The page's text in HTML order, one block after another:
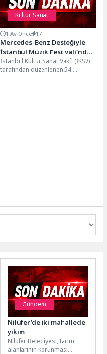
Kültür Sanat
1 Ay Önce 17
Mercedes-Benz Desteğiyle
İstanbul Müzik Festivali’nde
Viyana Senfoni Rüzgarı Esti
İstanbul Kültür Sanat Vakfı (İKSV)
tarafından düzenlenen 54.
Gündem
Nilüfer’de iki mahallede
yıkım
Nilüfer Belediyesi, tarım
alanlarının korunması